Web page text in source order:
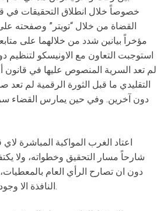
خصوصاً خلال انطلاق التحقيقات في
القضاة من خلال “تويتر” وصفحته
مؤخراً بيانين شدد من خلالهما على
استوجبت التعاون مع الاونيسكو لتنظيم
لم تعد السرية المنصوص عليها في قانون
التقليدي ما قبل الثورة الرقمية لم
دون آخرين. وفي حين يمارس القضاء
اعتاد الغرب المواكبة المباشرة
شارحاً مسار التحقيق وخطواته، ولا
دون ان تصارح الرأي العام
النافذة الا وجود الاهمال الوظيفي والتسبب بالوفاة وهو ما لا يخرح عن اطار كونه جنحة.